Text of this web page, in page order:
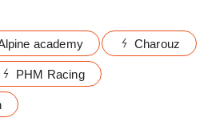
academy Charouz
PHM Racing